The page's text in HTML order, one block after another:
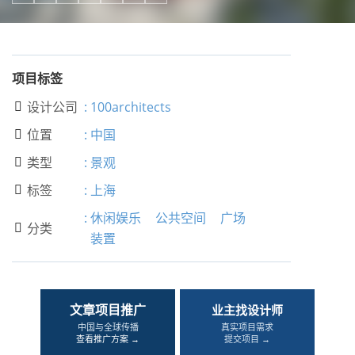
项目标签
 设计公司 : 100architects
 位置 : 中国
 类型 : 景观
 标签 : 上海
 分类
: 休闲娱乐 公共空间
广场
装置
文章项目推广
中国与全球传播
查看推广方案 →
业主找设计师
真实项目需求
提交项目 →